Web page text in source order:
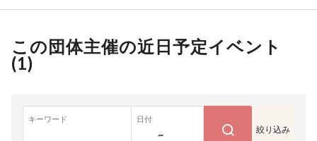
この団体主催の近日予定イベント
(1)
キーワード 日付
~ 絞り込み